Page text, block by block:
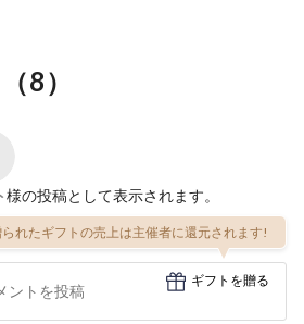
8）
様の投稿として表示されます。
れたギフトの売上は主催者に還元されます!
ギフトを贈る